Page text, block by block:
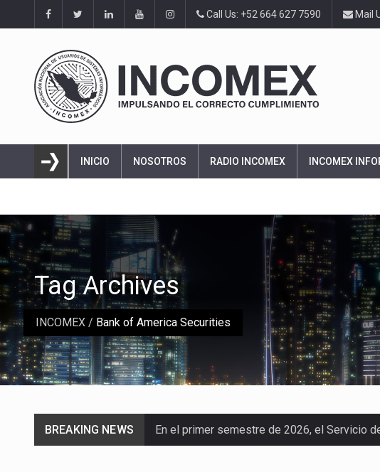
Call Us: +52 664 627 7590 Mail
INICIO NOSOTROS RADIO INCOMEX INCOMEX
INCOMEX / Bank of America Securities
Tag Archives
BREAKING NEWS En el primer semestre de 2026, el Servicio